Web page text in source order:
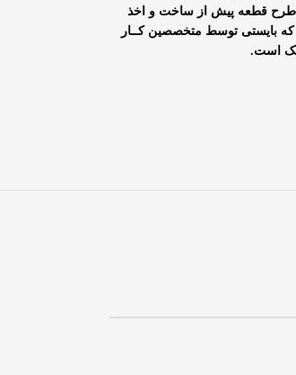
طرح قطعه پیش از ساخت و اخذ
بایستی توسط متخصصین کــار
است.